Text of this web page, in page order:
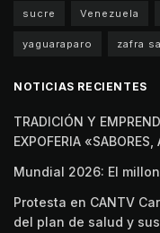
sucre Venezuela
yaguaraparo zafra
NOTICIAS RECIENTES
TRADICIÓN Y
EXPOFERIA
Mundial 2026: El
Protesta en CANTV
del plan de salud y